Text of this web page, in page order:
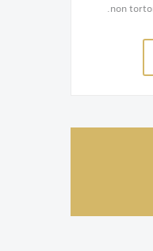
non